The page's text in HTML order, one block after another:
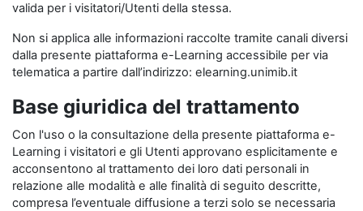
valida per i visitatori/Utenti della stessa.
Non si applica alle informazioni raccolte tramite canali diversi
dalla presente piattaforma e-Learning accessibile per via
telematica a partire dall’indirizzo: elearning.unimib.it
Base giuridica del trattamento
Con l'uso o la consultazione della presente piattaforma e-
Learning i visitatori e gli Utenti approvano esplicitamente e
acconsentono al trattamento dei loro dati personali in
relazione alle modalità e alle finalità di seguito descritte,
compresa l’eventuale diffusione a terzi solo se necessaria